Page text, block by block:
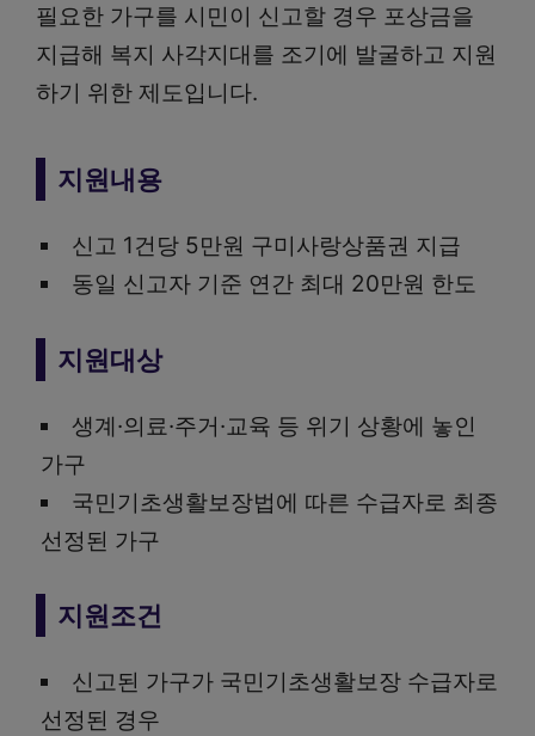
필요한 가구를 시민이 신고할 경우 포상금을
지급해 복지 사각지대를 조기에 발굴하고 지원
하기 위한 제도입니다.
지원내용
신고 1건당 5만원 구미사랑상품권 지급
동일 신고자 기준 연간 최대 20만원 한도
지원대상
생계·의료·주거·교육 등 위기 상황에 놓인
가구
국민기초생활보장법에 따른 수급자로 최종
선정된 가구
지원조건
신고된 가구가 국민기초생활보장 수급자로
선정된 경우